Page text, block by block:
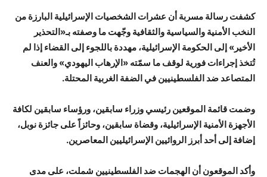
كشفت رسالة مسربة أن عشرات الشخصيات الإسرائيلية البارزة من
النخب الأمنية والسياسية والثقافية وجّهت ما وصفته بـ«التحذير
الأخير» إلى الحكومة الإسرائيلية، مهددة باللجوء إلى القضاء إذا لم
تُتخذ إجراءات فورية لوقف ما سمّته «الإرهاب اليهودي» والعنف
المتصاعد ضد الفلسطينيين في الضفة الغربية المحتلة.
وضمت قائمة الموقعين رئيسي وزراء سابقين، ورؤساء سابقين لكافة
الأجهزة الأمنية الإسرائيلية، وقضاة سابقين، وحائزاً على جائزة نوبل،
إضافة إلى أحد أبرز الروائيين الإسرائيليين المعاصرين.
وأكد الموقعون أن الهجمات ضد الفلسطينيين شملت، على مدى